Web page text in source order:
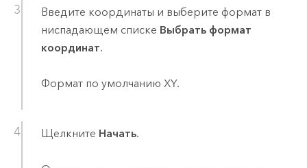
Введите координаты и выберите формат в
ниспадающем списке Выбрать формат
координат.
Формат по умолчанию XY.
Щелкните Начать.